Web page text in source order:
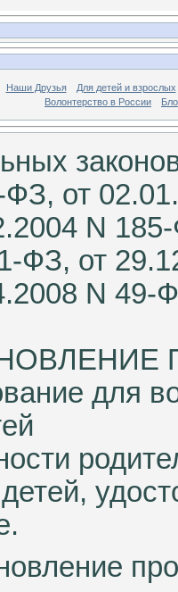
Наши Друзья
Для детей и взрослых
Волонтерство в России
от
N
ФЗ, от
N 49-
для